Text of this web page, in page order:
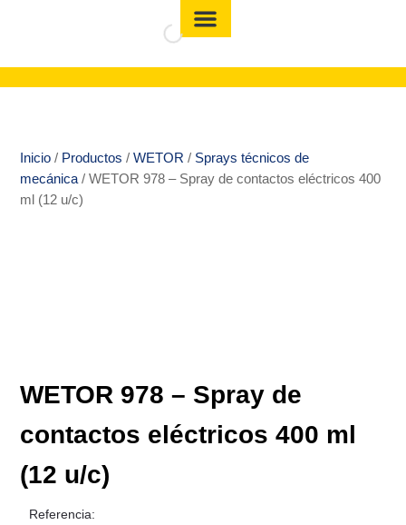
Inicio / Productos / WETOR / Sprays técnicos de
mecánica / WETOR 978 – Spray de contactos eléctricos 400
ml (12 u/c)
WETOR 978 – Spray de
contactos eléctricos 400 ml
(12 u/c)
Referencia: